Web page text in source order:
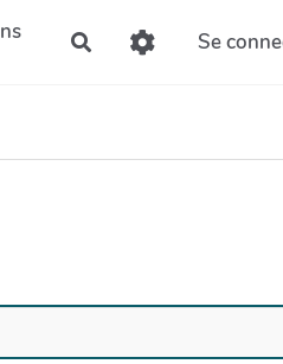
Rechercher Se